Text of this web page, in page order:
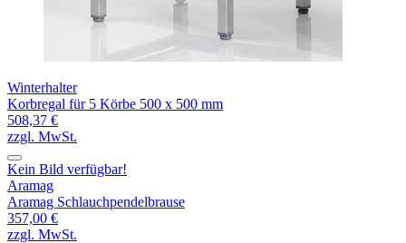
Winterhalter
Korbregal für 5 Körbe 500 x 500 mm
508,37 €
zzgl. MwSt.
Kein Bild verfügbar!
Aramag
Aramag Schlauchpendelbrause
357,00 €
zzgl. MwSt.